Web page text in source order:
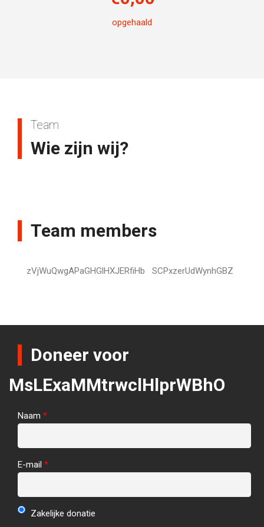
opgehaald
Team
Wie zijn wij?
Team members
zVjWuQwgAPaGHGlHXJERfiHb SCPxzerUdWynhGBZ
Doneer voor
MsLExaMMtrwclHlprWBhO
Naam *
E-mail *
Zakelijke donatie